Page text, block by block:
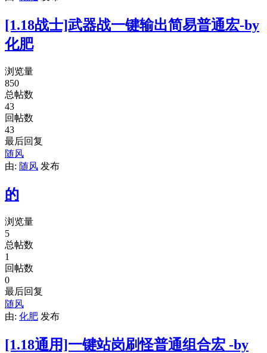
[1.18战士]武器战一键输出简易普通宏-by
化肥
浏览量
850
总帖数
43
回帖数
43
最后回复
随风
由: 随风 发布
的
浏览量
5
总帖数
1
回帖数
0
最后回复
随风
由: 化肥 发布
[1.18通用]一键站岗刷怪普通组合宏 -by